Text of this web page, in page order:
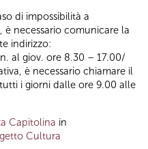
di impossibilità a
è necessario comunicare la
indirizzo:
al giov. ore 8.30 – 17.00/
è necessario chiamare il
i giorni dalle ore 9.00 alle
Capitolina in
Cultura